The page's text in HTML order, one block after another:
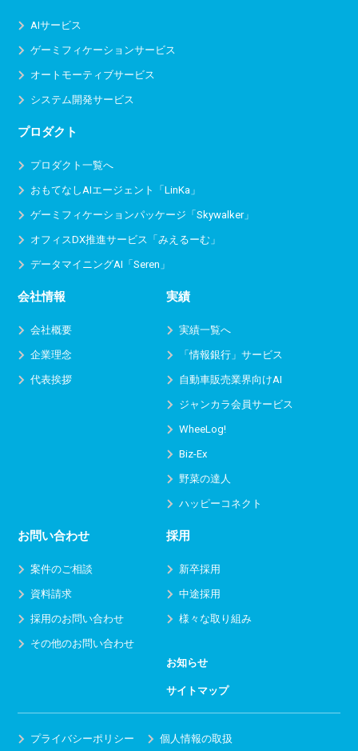
AIサービス
ゲーミフィケーションサービス
オートモーティブサービス
システム開発サービス
プロダクト
プロダクト一覧へ
おもてなしAIエージェント「LinKa」
ゲーミフィケーションパッケージ「Skywalker」
オフィスDX推進サービス 「みえるーむ」
データマイニングAI「Seren」
会社情報
会社概要
企業理念
代表挨拶
実績
実績一覧へ
「情報銀行」サービス
自動車販売業界向けAI
ジャンカラ会員サービス
WheeLog!
Biz-Ex
野菜の達人
ハッピーコネクト
お問い合わせ
案件のご相談
資料請求
採用のお問い合わせ
その他のお問い合わせ
採用
新卒採用
中途採用
様々な取り組み
お知らせ
サイトマップ
プライバシーポリシー 個人情報の取扱